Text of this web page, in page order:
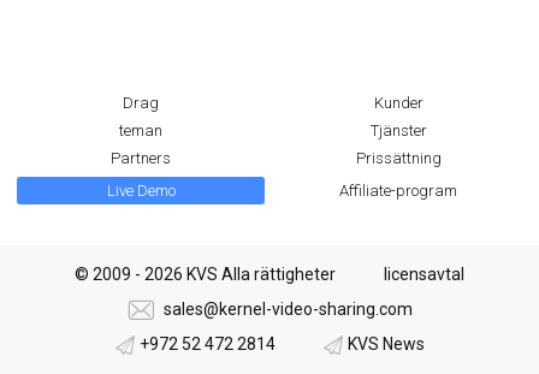
Drag
Kunder
teman
Tjänster
Partners
Prissättning
Live Demo
Affiliate-program
© 2009 - 2026 KVS Alla rättigheter
licensavtal
sales@kernel-video-sharing.com
+972 52 472 2814
KVS News